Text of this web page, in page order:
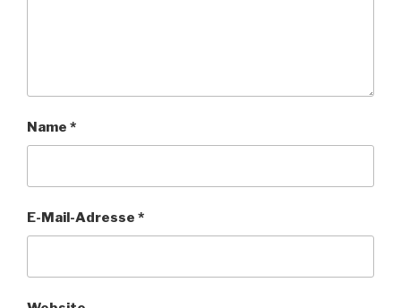
Name *
E-Mail-Adresse *